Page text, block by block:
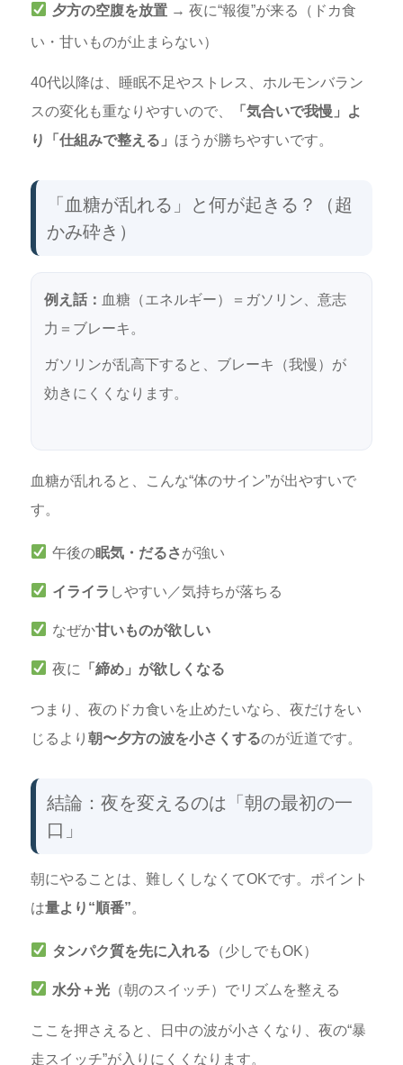
夕方の空腹を放置 → 夜に“報復”が来る（ドカ食
い・甘いものが止まらない）
40代以降は、睡眠不足やストレス、ホルモンバラン
スの変化も重なりやすいので、
「気合いで我慢」よ
り「仕組みで整える」 ほうが勝ちやすいです。
「血糖が乱れる」と何が起きる？（超
かみ砕き）
例え話： 血糖（エネルギー）＝ガソリン、意志
力＝ブレーキ。
ガソリンが乱高下すると、ブレーキ（我慢）が
効きにくくなります。
血糖が乱れると、こんな“体のサイン”が出やすいで
す。
午後の眠気・だるさが強い
イライラ しやすい／気持ちが落ちる
なぜか甘いものが欲しい
夜に 「締め」が欲しくなる
つまり、夜のドカ食いを止めたいなら、夜だけをい
じるより 朝〜夕方の波を小さくするのが近道です。
結論：夜を変えるのは「朝の最初の一
口」
朝にやることは、難しくしなくてOKです。ポイント
は量より“順番”。
タンパク質を先に入れる （少しでもOK）
水分＋光 （朝のスイッチ）でリズムを整える
ここを押さえると、日中の波が小さくなり、夜の“暴
走スイッチ”が入りにくくなります。